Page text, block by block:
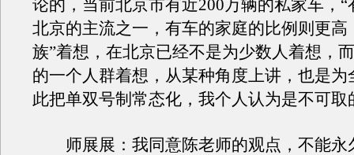
论的，当前北京市有近200万辆的私家车，“
北京的主流之一，有车的家庭的比例则更高
族”着想，在北京已经不是为少数人着想，
的一个人群着想，从某种角度上讲，也是为
此把单双号制常态化，我个人认为是不可取
师展展：我同意陈老师的观点，不能永